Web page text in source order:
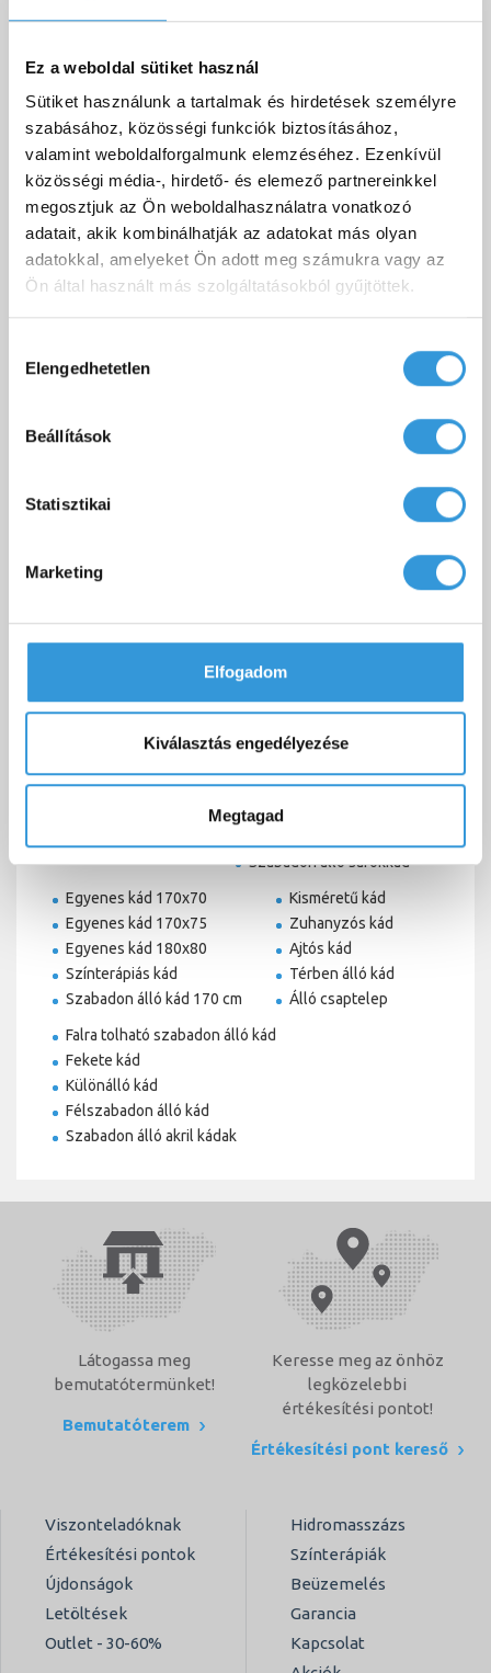
Ez a weboldal sütiket használ
Sütiket használunk a tartalmak és hirdetések személyre
szabásához, közösségi funkciók biztosításához,
valamint weboldalforgalmunk elemzéséhez. Ezenkívül
közösségi média-, hirdető- és elemező partnereinkkel
megosztjuk az Ön weboldalhasználatra vonatkozó
adatait, akik kombinálhatják az adatokat más olyan
adatokkal, amelyeket Ön adott meg számukra vagy az
Ön által használt más szolgáltatásokból gyűjtöttek.
kiválasztása
Elengedhetetlen
Beállítások
Statisztikai
Marketing
Elfogadom
Kiválasztás engedélyezése
Megtagad
útmutató
Letöltés
HASONLÓ TERMÉKEK
Szabadon álló kád
Akril kád
Sarokkád 140x140
Sarokkád 150x150
Szabadon álló sarokkád
Egyenes kád 170x70
Egyenes kád 170x75
Egyenes kád 180x80
Színterápiás kád
Szabadon álló kád 170 cm
Kisméretű kád
Zuhanyzós kád
Ajtós kád
Térben álló kád
Álló csaptelep
Falra tolható szabadon álló kád
Fekete kád
Különálló kád
Félszabadon álló kád
Szabadon álló akril kádak
Látogassa meg
bemutatótermünket!
Bemutatóterem
Keresse meg az önhöz
legközelebbi
értékesítési pontot!
Értékesítési pont kereső
Viszonteladóknak
Értékesítési pontok
Újdonságok
Letöltések
Outlet - 30-60%
Hidromasszázs
Színterápiák
Beüzemelés
Garancia
Kapcsolat